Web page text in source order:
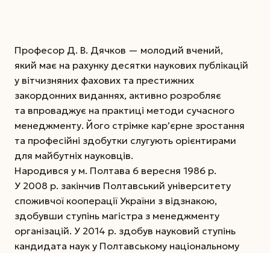
Професор Д. В. Дячков — молодий вчений,
який має на рахунку десятки наукових публікацій
у віт­чизняних фахових та престижних
закордонних виданнях, активно розробляє
та впроваджує на практиці методи сучасного
менеджменту. Його стрімке кар’єрне зростання
та професійні здобутки слугують орієнтирами
для майбутніх науковців.
Народився у м. Полтава 6 вересня 1986 р.
У 2008 р. закінчив Полтавський університету
споживчої кооперації України з відзнакою,
здобувши ступінь магістра з менеджменту
організацій. У 2014 р. здобув науковий ступінь
кандидата наук у Полтавському національному